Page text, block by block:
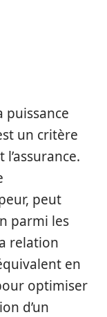
puissance
un critère
peut
parmi les
relation
en
optimiser
d’un